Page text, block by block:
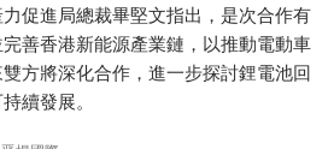
促進局總裁畢堅文指出，是次合作有
善香港新能源產業鏈，以推動電動車
方將深化合作，進一步探討鋰電池回
續發展。